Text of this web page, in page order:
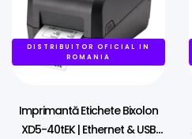
DISTRIBUITOR OFICIAL IN
ROMANIA
Imprimantă Etichete Bixolon
XD5-40tEK | Ethernet & USB